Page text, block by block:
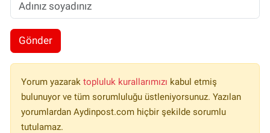
Gönder
Yorum yazarak topluluk kurallarımızı kabul etmiş
bulunuyor ve tüm sorumluluğu üstleniyorsunuz. Yazılan
yorumlardan Aydinpost.com hiçbir şekilde sorumlu
tutulamaz.